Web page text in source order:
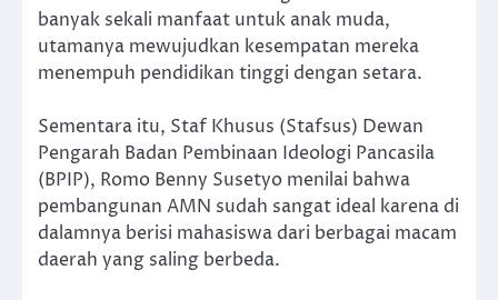
banyak sekali manfaat untuk anak muda,
utamanya mewujudkan kesempatan mereka
menempuh pendidikan tinggi dengan setara.
Sementara itu, Staf Khusus (Stafsus) Dewan
Pengarah Badan Pembinaan Ideologi Pancasila
(BPIP), Romo Benny Susetyo menilai bahwa
pembangunan AMN sudah sangat ideal karena di
dalamnya berisi mahasiswa dari berbagai macam
daerah yang saling berbeda.